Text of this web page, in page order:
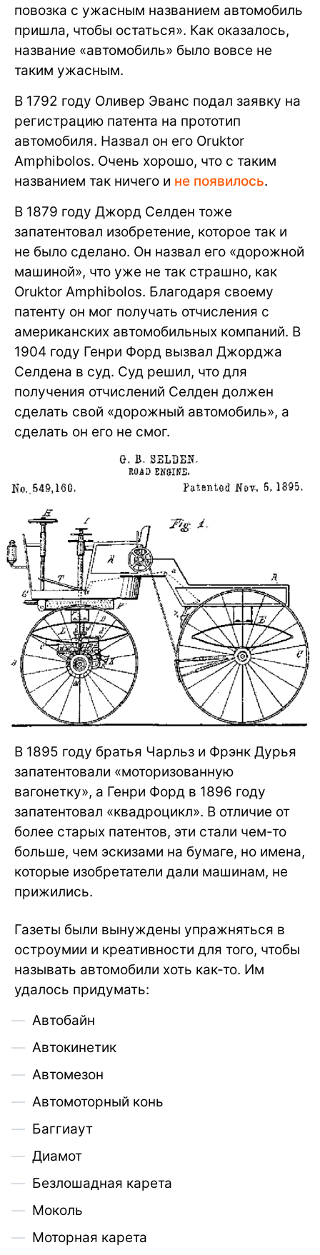
повозка с ужасным названием автомобиль
пришла, чтобы остаться». Как оказалось,
название «автомобиль» было вовсе не
таким ужасным.
В 1792 году Оливер Эванс подал заявку на
регистрацию патента на прототип
автомобиля. Назвал он его Oruktor
Amphibolos. Очень хорошо, что с таким
названием так ничего и не появилось.
В 1879 году Джорд Селден тоже
запатентовал изобретение, которое так и
не было сделано. Он назвал его «дорожной
машиной», что уже не так страшно, как
Oruktor Amphibolos. Благодаря своему
патенту он мог получать отчисления с
американских автомобильных компаний. В
1904 году Генри Форд вызвал Джорджа
Селдена в суд. Суд решил, что для
получения отчислений Селден должен
сделать свой «дорожный автомобиль», а
сделать он его не смог.
В 1895 году братья Чарльз и Фрэнк Дурья
запатентовали «моторизованную
вагонетку», а Генри Форд в 1896 году
запатентовал «квадроцикл». В отличие от
более старых патентов, эти стали чем-то
больше, чем эскизами на бумаге, но имена,
которые изобретатели дали машинам, не
прижились.
Газеты были вынуждены упражняться в
остроумии и креативности для того, чтобы
называть автомобили хоть как-то. Им
удалось придумать:
Автобайн
Автокинетик
Автомезон
Автомоторный конь
Баггиаут
Диамот
Безлошадная карета
Моколь
Моторная карета